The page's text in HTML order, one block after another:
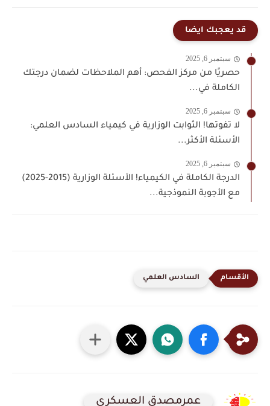
قد يعجبك ايضا
سبتمبر 6, 2025
حصريًا من مركز الفحص: أهم الملاحظات لضمان درجتك
الكاملة في...
سبتمبر 6, 2025
لا تفوتها! الثوابت الوزارية في كيمياء السادس العلمي:
الأسئلة الأكثر...
سبتمبر 6, 2025
الدرجة الكاملة في الكيمياء! الأسئلة الوزارية (2015-2025)
مع الأجوبة النموذجية...
السادس العلمي
عمرمصدق العسكري